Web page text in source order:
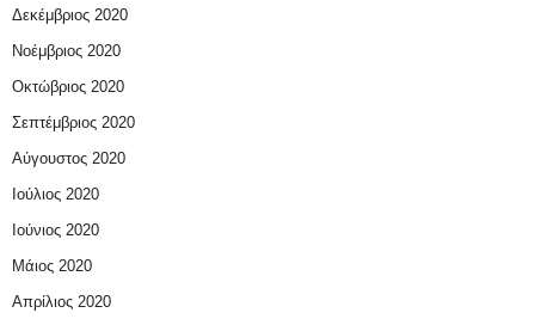
Δεκέμβριος 2020
Νοέμβριος 2020
Οκτώβριος 2020
Σεπτέμβριος 2020
Αύγουστος 2020
Ιούλιος 2020
Ιούνιος 2020
Μάιος 2020
Απρίλιος 2020